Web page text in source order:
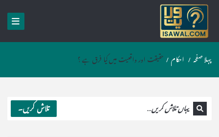
پہلا صفحہ / احکام / حقیقت اور واقعیت میں کیا فرق ہے ؟
تلاش کریں۔